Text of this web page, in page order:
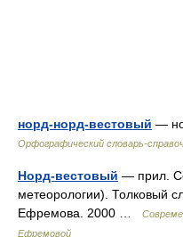
норд-норд-вестовый —
Орфографический словарь-
Норд-вестовый — прил.
метеорологии). Толковый
Ефремова. 2000 …
Ефремовой